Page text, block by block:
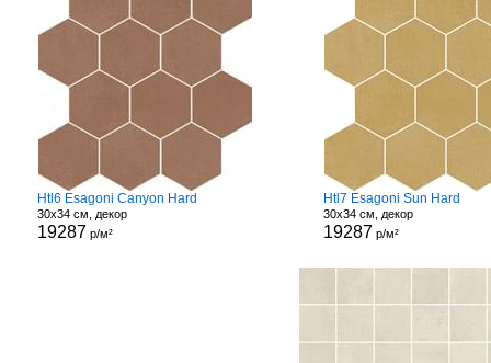
Htl6 Esagoni Canyon Hard
30x34 см, декор
19287 р/м²
Htl7 Esagoni Sun Hard
30x34 см, декор
19287 р/м²